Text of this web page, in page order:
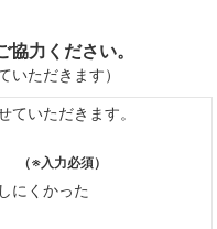
力ください。
ただきます）
いただきます。
（※入力必須）
にくかった